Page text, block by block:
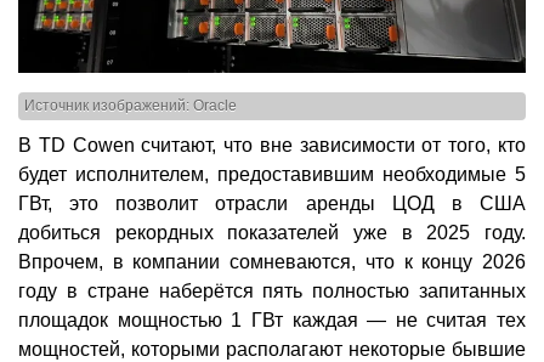
Источник изображений: Oracle
В TD Cowen считают, что вне зависимости от того, кто
будет исполнителем, предоставившим необходимые 5
ГВт, это позволит отрасли аренды ЦОД в США
добиться рекордных показателей уже в 2025 году.
Впрочем, в компании сомневаются, что к концу 2026
году в стране наберётся пять полностью запитанных
площадок мощностью 1 ГВт каждая — не считая тех
мощностей, которыми располагают некоторые бывшие